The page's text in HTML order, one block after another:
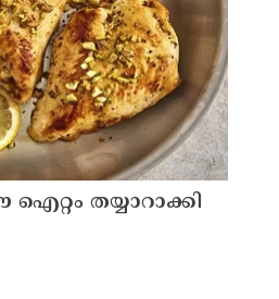
ഐറ്റം തയ്യാറാക്കി